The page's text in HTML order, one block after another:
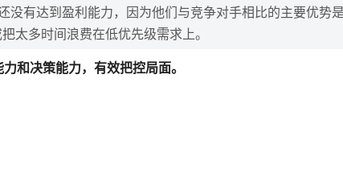
没有达到盈利能力，因为他们与竞争对手相比的主要优势
太多时间浪费在低优先级需求上。
和决策能力，有效把控局面。